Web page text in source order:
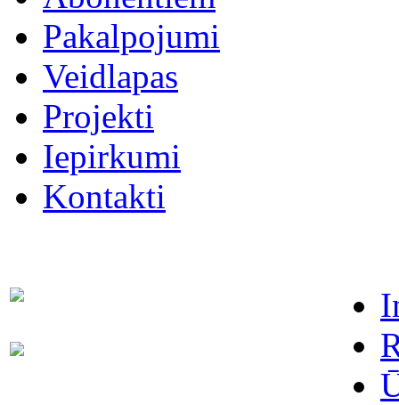
Pakalpojumi
Veidlapas
Projekti
Iepirkumi
Kontakti
63021091
63022886